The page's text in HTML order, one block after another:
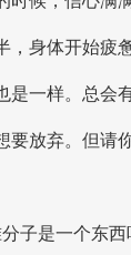
，身体开始疲
是一样。总会
要放弃。但请
子是一个东西